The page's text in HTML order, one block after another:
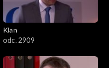
Klan
odc. 2909